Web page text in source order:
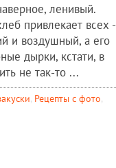
ленивый.
привлекает всех -
и воздушный, а его
дырки, кстати, в
не так-то ...
, Рецепты c фото,